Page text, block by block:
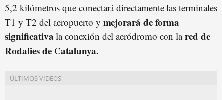
5,2 kilómetros que conectará directamente las terminales
T1 y T2 del aeropuerto y mejorará de forma
significativa la conexión del aeródromo con lared de
Rodalies de Catalunya.